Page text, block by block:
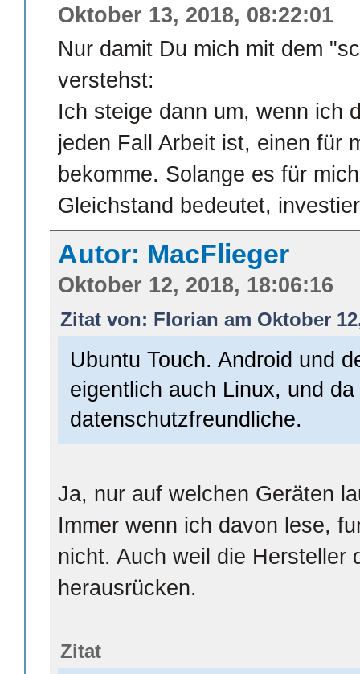
Oktober 13, 2018, 08:22:01
Nur damit Du mich mit dem
verstehst:
Ich steige dann um, wenn ich
jeden Fall Arbeit ist, einen für
bekomme. Solange es für
Gleichstand bedeutet,
Autor: MacFlieger
Oktober 12, 2018, 18:06:16
Zitat von: Florian am Oktober
Ubuntu Touch. Android und
eigentlich auch Linux, und
datenschutzfreundliche.
Ja, nur auf welchen Geräten
Immer wenn ich davon lese,
nicht. Auch weil die Hersteller
herausrücken.
Zitat